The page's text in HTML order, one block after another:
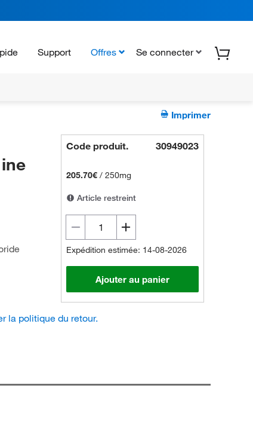
Support Offres Se connecter
Imprimer
Code produit. 30949023
205.70€ /250mg
Article restreint
Expédition estimée: 14-08-2026
Ajouter au panier
la politique du retour.